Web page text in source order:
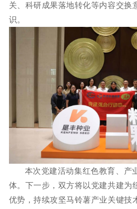
关、科研成果落地转化等内容交换
识。
本次党建活动集红色教育、产
体。下一步，双方将以党建共建为
优势，持续攻坚马铃薯产业关键技